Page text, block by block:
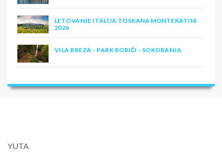
LETOVANJE ITALIJA TOSKANA MONTEKATINI
2026
VILA BREZA - PARK BORIĆI - SOKOBANJA
YUTA